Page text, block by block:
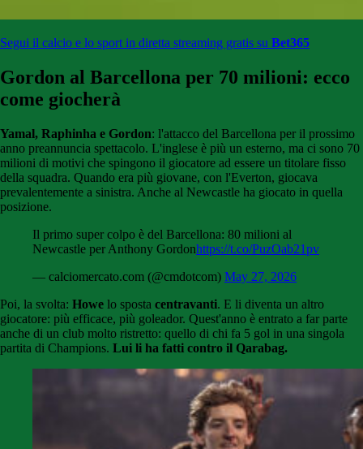
Segui il calcio e lo sport in diretta streaming gratis su Bet365
Gordon al Barcellona per 70 milioni: ecco
come giocherà
Yamal, Raphinha e Gordon: l'attacco del Barcellona per il prossimo
anno preannuncia spettacolo. L'inglese è più un esterno, ma ci sono 70
milioni di motivi che spingono il giocatore ad essere un titolare fisso
della squadra. Quando era più giovane, con l'Everton, giocava
prevalentemente a sinistra. Anche al Newcastle ha giocato in quella
posizione.
Il primo super colpo è del Barcellona: 80 milioni al
Newcastle per Anthony Gordonhttps://t.co/PuzOab21pv
— calciomercato.com (@cmdotcom) May 27, 2026
Poi, la svolta: Howe lo sposta centravanti. E li diventa un altro
giocatore: più efficace, più goleador. Quest'anno è entrato a far parte
anche di un club molto ristretto: quello di chi fa 5 gol in una singola
partita di Champions. Lui li ha fatti contro il Qarabag.